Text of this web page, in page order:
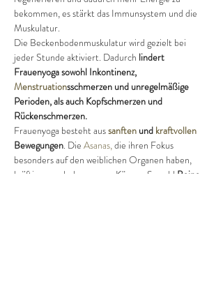
bekommen, es stärkt das Immunsystem und die
Muskulatur.
Die Beckenbodenmuskulatur wird gezielt bei
jeder Stunde aktiviert. Dadurch lindert
Frauenyoga sowohl Inkontinenz,
Menstruationsschmerzen und unregelmäßige
Perioden, als auch Kopfschmerzen und
Rückenschmerzen.
Frauenyoga besteht aus sanften und kraftvollen
Bewegungen. Die Asanas, die ihren Fokus
besonders auf den weiblichen Organen haben,
kräftigen auch den ganzen Körper. Sowohl Beine,